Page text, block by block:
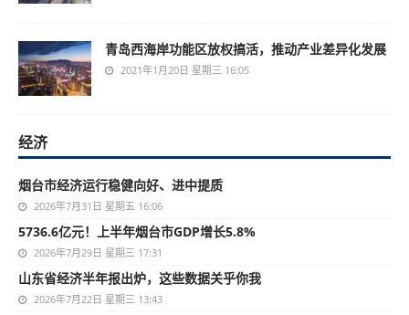
青岛西海岸功能区放权搞活，推动产业差异化发展
2021年1月20日 星期三 16:05
经济
烟台市经济运行稳健向好、进中提质
2026年7月31日 星期五 16:06
5736.6亿元！上半年烟台市GDP增长5.8%
2026年7月29日 星期三 17:31
山东省经济半年报出炉，这些数据关乎你我
2026年7月22日 星期三 13:43